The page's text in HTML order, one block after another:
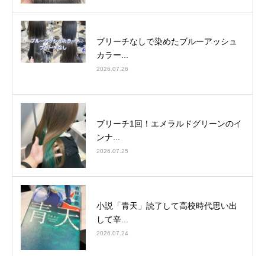
ブリーチなしで染めたブルーアッシュ
カラー...
2026.07.26
ブリーチ1回！エメラルドグリーンのイ
ンナ...
2026.07.25
小説「青天」読了して高校時代思い出
して辛...
2026.07.24